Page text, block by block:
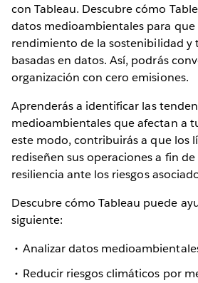
con Tableau. Descubre cómo
datos medioambientales para que
rendimiento de la sostenibilidad y
basadas en datos. Así, podrás
organización con cero emisiones.
Aprenderás a identificar las
medioambientales que afectan a
este modo, contribuirás a que los
rediseñen sus operaciones a fin
resiliencia ante los riesgos
Descubre cómo Tableau puede
siguiente:
Analizar datos
Reducir riesgos climáticos por